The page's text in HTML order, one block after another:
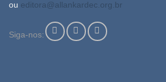
ou editora@allankardec.org.br
Siga-nos: